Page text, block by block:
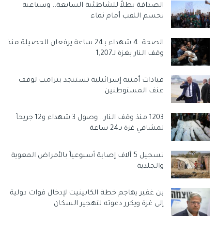
الصداقة بطلاً للشاطئية السابعة.. وسباعية
تحسم اللقب أمام نماء
الصحة: 4 شهداء بـ24 ساعة يرفعان الحصيلة منذ
وقف النار بغزة لـ1,207
قيادات أمنية إسرائيلية تستنجد بترامب لوقف
عنف المستوطنين
1203 منذ وقف النار.. وصول 3 شهداء و12 جريحاً
لمشافي غزة بـ24 ساعة
تسجيل 5 آلاف إصابة أسبوعياً بالأمراض المعوية
والجلدية
بن غفير يهاجم خطة الكابينيت لإدخال قوات دولية
إلى غزة ويكرر دعوته لتهجير السكان